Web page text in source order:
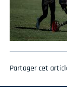
Partager cet